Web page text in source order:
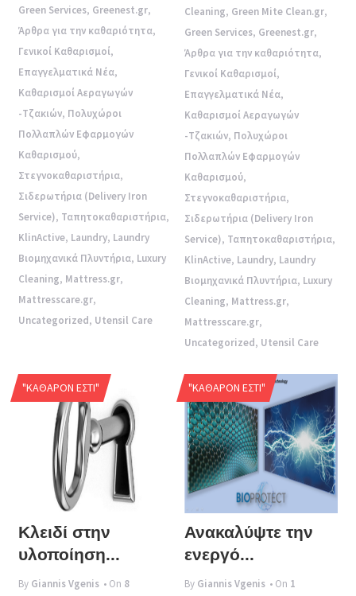
Green Services, Greenest.gr,
Άρθρα για την καθαριότητα,
Γενικοί Καθαρισμοί,
Επαγγελματικά Νέα,
Καθαρισμοί Αεραγωγών
-Τζακιών, Πολυχώροι
Πολλαπλών Εφαρμογών
Καθαρισμού,
Στεγνοκαθαριστήρια,
Σιδερωτήρια (Delivery Iron
Service), Ταπητοκαθαριστήρια,
KlinActive, Laundry, Laundry
Βιομηχανικά Πλυντήρια, Luxury
Cleaning, Mattress.gr,
Mattresscare.gr,
Uncategorized, Utensil Care
Cleaning, Green Mite Clean.gr,
Green Services, Greenest.gr,
Άρθρα για την καθαριότητα,
Γενικοί Καθαρισμοί,
Επαγγελματικά Νέα,
Καθαρισμοί Αεραγωγών
-Τζακιών, Πολυχώροι
Πολλαπλών Εφαρμογών
Καθαρισμού,
Στεγνοκαθαριστήρια,
Σιδερωτήρια (Delivery Iron
Service), Ταπητοκαθαριστήρια,
KlinActive, Laundry, Laundry
Βιομηχανικά Πλυντήρια, Luxury
Cleaning, Mattress.gr,
Mattresscare.gr,
Uncategorized, Utensil Care
"ΚΑΘΑΡΌΝ ΕΣΤΊ"
Κλειδί στην
υλοποίηση...
By Giannis Vgenis • On 8
"ΚΑΘΑΡΌΝ ΕΣΤΊ"
Ανακαλύψτε την
ενεργό...
By Giannis Vgenis • On 1